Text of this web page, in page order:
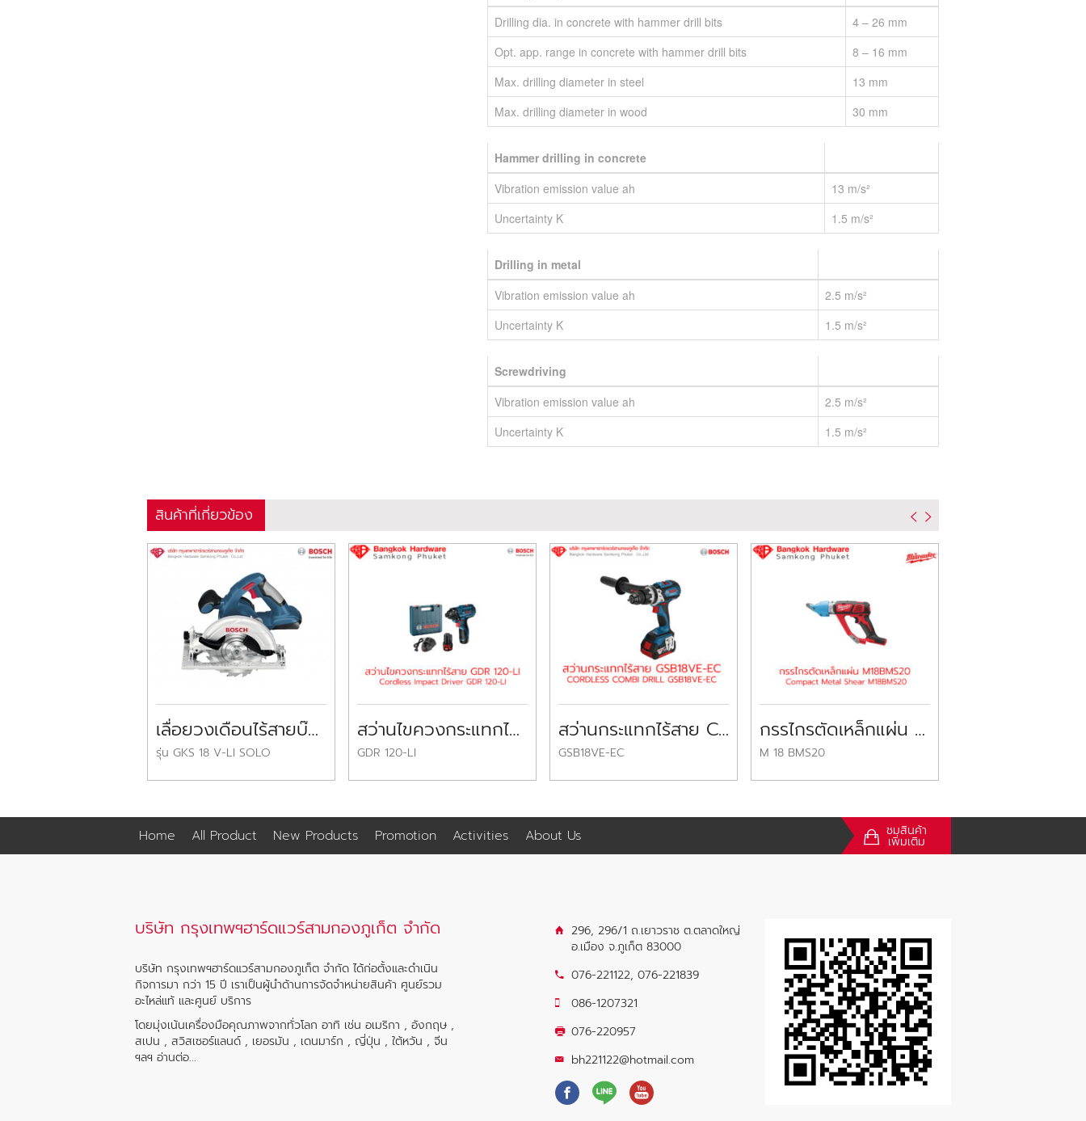
Drilling dia. in concrete with hammer drill bits
4 – 26 mm
Opt. app. range in concrete with hammer drill bits
8 – 16 mm
Max. drilling diameter in steel
13 mm
Max. drilling diameter in wood
30 mm
Hammer drilling in concrete
Vibration emission value ah
13 m/s²
Uncertainty K
1.5 m/s²
Drilling in metal
Vibration emission value ah
2.5 m/s²
Uncertainty K
1.5 m/s²
Screwdriving
Vibration emission value ah
2.5 m/s²
Uncertainty K
1.5 m/s²
สินค้าที่เกี่ยวข้อง
เลื่อยวงเดือนไร้สายบ๊อช 18V BOSCH Cordless Circular Saw (ไม่รวมแบตเตอรี่)
รุ่น GKS 18 V-LI SOLO
สว่านไขควงกระแทกไร้สาย บ๊อช Cordless Impact Driver BOSCH
GDR 120-LI
สว่านกระแทกไร้สาย CORDLESS COMBI DRILL GSB18VE-EC
GSB18VE-EC
กรรไกรตัดเหล็กแผ่น มิลวอกี้ Compact Metal Shear MILWAUKEE
M 18 BMS20
Home All Product New Products Promotion Activities About Us ชมสินค้า
เพิ่มเติม
บริษัท กรุงเทพฯฮาร์ดแวร์สามกองภูเก็ต จำกัด
บริษัท กรุงเทพฯฮาร์ดแวร์สามกองภูเก็ต จำกัด ได้ก่อตั้งและดำเนิน
กิจการมา กว่า 15 ปี เราเป็นผู้นำด้านการจัดจำหน่ายสินค้า ศูนย์รวม
อะไหล่แท้ และศูนย์ บริการ
โดยมุ่งเน้นเครื่องมือคุณภาพจากทั่วโลก อาทิ เช่น อเมริกา , อังกฤษ ,
สเปน , สวิสเซอร์แลนด์ , เยอรมัน , เดนมาร์ก , ญี่ปุ่น , ใต้หวัน , จีน
ฯลฯ อ่านต่อ...
296, 296/1 ถ.เยาวราช ต.ตลาดใหญ่
อ.เมือง จ.ภูเก็ต 83000
076-221122, 076-221839
086-1207321
076-220957
bh221122@hotmail.com